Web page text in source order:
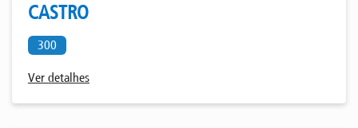
CASTRO
300
Ver detalhes